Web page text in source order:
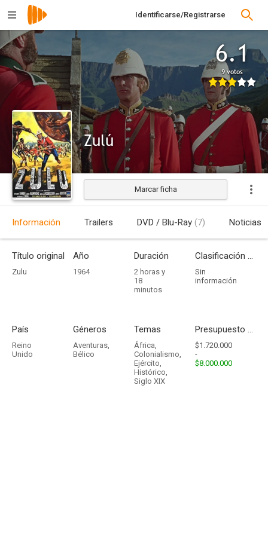
Identificarse/Registrarse
6.1
9 votos
Zulú
Estrenada
Marcar ficha
Información Trailers DVD / Blu-Ray (7) Noticias
Título original
Zulu
Año
1964
Duración
2 horas y
18
minutos
Clasificación por edades
Sin
información
País
Reino
Unido
Géneros
Aventuras,
Bélico
Temas
África,
Colonialismo,
Ejército,
Histórico,
Siglo XIX
Presupuesto - Ingresos
$1.720.000
-
$8.000.000